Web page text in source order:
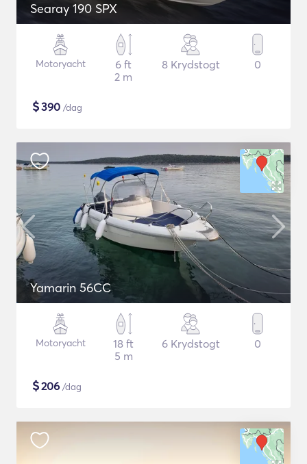
Searay 190 SPX
Motoryacht
6 ft
2 m
8 Krydstogt 0
$390 /dag
Yamarin 56CC
Motoryacht
18 ft
5 m
6 Krydstogt 0
$206 /dag